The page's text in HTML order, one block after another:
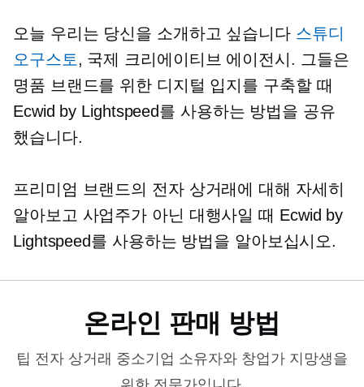
오늘 우리는 당신을 소개하고 싶습니다 스튜디
오구스토, 국제 크리에이티브 에이전시. 그들은
명품 브랜드를 위한 디지털 입지를 구축할 때
Ecwid by Lightspeed를 사용하는 방법을 공유
했습니다.
프리미엄 브랜드의 전자 상거래에 대해 자세히
알아보고 사업주가 아닌 대행사일 때 Ecwid by
Lightspeed를 사용하는 방법을 알아보십시오.
온라인 판매 방법
팁 전자 상거래 중소기업 소유자와 창업가 지망생을